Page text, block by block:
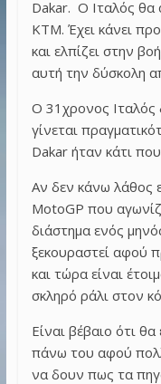
Dakar. Ο Ιταλός θα
ΚΤΜ. Έχει κάνει
και ελπίζει στην
αυτή την δύσκολη
Ο 31χρονος Ιταλός
γίνεται
Dakar ήταν κάτι
Αν δεν κάνω λάθος
MotoGP που
διάστημα ενός
ξεκουραστεί αφού
και τώρα είναι
σκληρό ράλι στον
Είναι βέβαιο ότι
πάνω του αφού
να δουν πως τα